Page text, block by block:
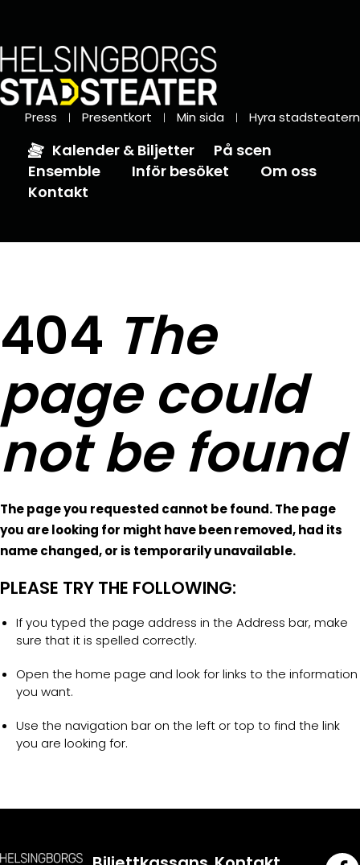
Press Presentkort Min sida Hyra stadsteatern
Kalender & Biljetter
På scen
Ensemble
Inför besöket
Om oss
Kontakt
404 The
page could
not be found
The page you requested cannot be found. The page
you are looking for might have been removed, had its
name changed, or is temporarily unavailable.
PLEASE TRY THE FOLLOWING:
If you typed the page address in the Address bar, make
sure that it is spelled correctly.
Open the home page and look for links to the information
you want.
Use the navigation bar on the left or top to find the link
you are looking for.